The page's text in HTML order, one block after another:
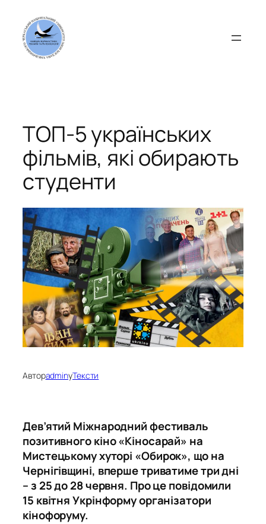
вмісту
ТОП-5 українських
фільмів, які обирають
студенти
АвторadminуТексти
Дев’ятий Міжнародний фестиваль
позитивного кіно «Кіносарай» на
Мистецькому хуторі «Обирок», що на
Чернігівщині, вперше триватиме три дні
– з 25 до 28 червня. Про це повідомили
15 квітня Укрінформу організатори
кінофоруму.